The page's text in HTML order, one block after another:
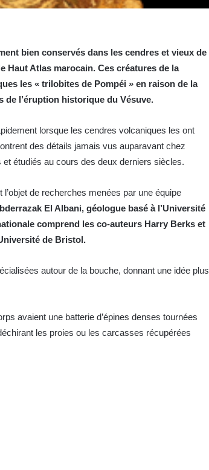
bien conservés dans les cendres et vieux de
Haut Atlas marocain. Ces créatures de la
les « trilobites de Pompéi » en raison de la
l’éruption historique du Vésuve.
lorsque les cendres volcaniques les ont
des détails jamais vus auparavant chez
étudiés au cours des deux derniers siècles.
de recherches menées par une équipe
El Albani, géologue basé à l’Université
comprend les co-auteurs Harry Berks et
de Bristol.
autour de la bouche, donnant une idée plus
avaient une batterie d’épines denses tournées
les proies ou les carcasses récupérées